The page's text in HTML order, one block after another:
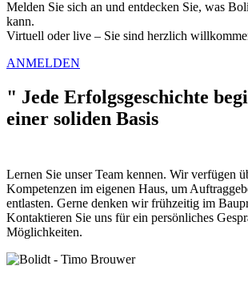
Melden Sie sich an und entdecken Sie, was
kann.
Virtuell oder live – Sie sind herzlich
ANMELDEN
" Jede Erfolgsgeschichte
einer soliden Basis
Lernen Sie unser Team kennen. Wir verfügen
Kompetenzen im eigenen Haus, um
entlasten. Gerne denken wir frühzeitig im
Kontaktieren Sie uns für ein persönliches
Möglichkeiten.